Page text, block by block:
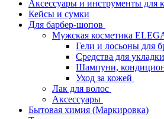
Аксессуары и инструменты для
Кейсы и сумки
Для барбер-шопов
Мужская косметика
Гели и лосьоны для
Средства для
Шампуни,
Уход за кожей
Лак для волос
Аксессуары
Бытовая химия (Маркировка)